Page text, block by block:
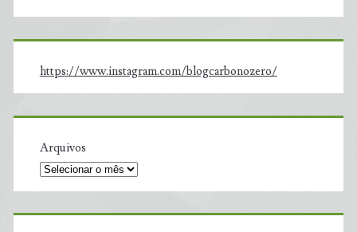
https://www.instagram.com/blogcarbonozero/
Arquivos